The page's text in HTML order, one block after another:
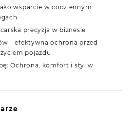
wsparcie w codziennym
precyzja w biznesie
– efektywna ochrona przed
pojazdu
Ochrona, komfort i styl w